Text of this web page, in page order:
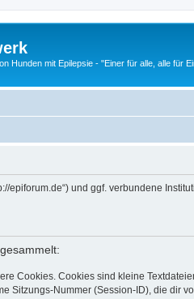
Hunden mit Epilepsie - "Einer für alle, alle für
epiforum.de“) und ggf. verbundene
Cookies. Cookies sind kleine
Sitzungs-Nummer (Session-ID), die dir